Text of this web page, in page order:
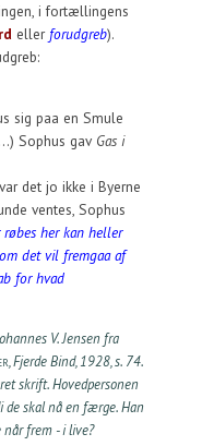
i fortællingens
eller forudgreb).
sig paa en Smule
Sophus gav Gas i
det jo ikke i Byerne
ventes, Sophus
her kan heller
det vil fremgaa af
for hvad
V. Jensen fra
, Fjerde Bind, 1928, s. 74.
skrift. Hovedpersonen
de skal nå en færge. Han
når frem - i live?